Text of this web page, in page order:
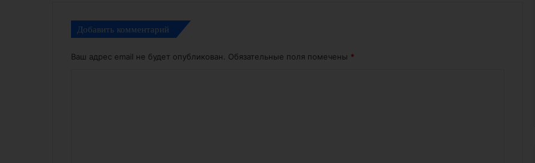
Добавить комментарий
Ваш адрес email не будет опубликован. Обязательные поля помечены *